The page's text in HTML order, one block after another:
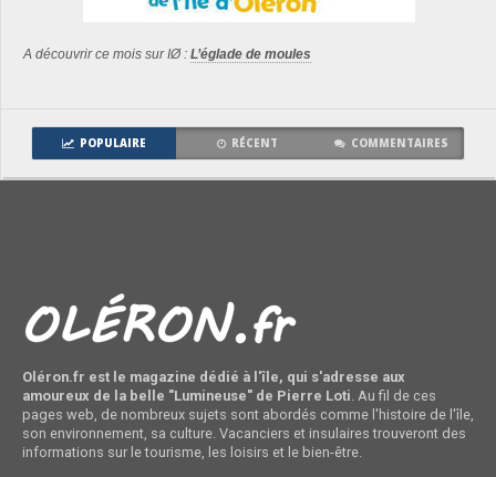
A découvrir ce mois sur IØ : L’églade de moules
POPULAIRE RÉCENT COMMENTAIRES
Oléron.fr est le magazine dédié à l'île, qui s'adresse aux
amoureux de la belle "Lumineuse" de Pierre Loti . Au fil de ces
pages web, de nombreux sujets sont abordés comme l'histoire de l'île,
son environnement, sa culture. Vacanciers et insulaires trouveront des
informations sur le tourisme, les loisirs et le bien-être.